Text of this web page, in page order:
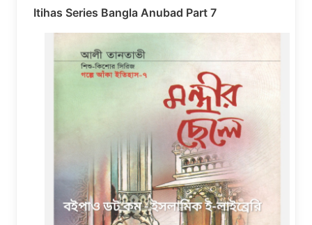
Itihas Series Bangla Anubad Part 7